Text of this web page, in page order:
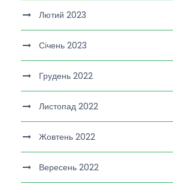
Лютий 2023
Січень 2023
Грудень 2022
Листопад 2022
Жовтень 2022
Вересень 2022